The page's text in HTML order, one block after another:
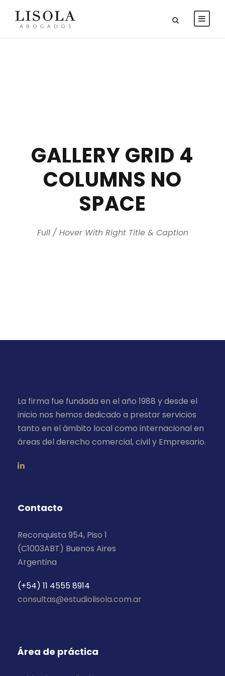
GALLERY GRID 4
COLUMNS NO
SPACE
Full / Hover With Right Title & Caption
La firma fue fundada en el año 1988 y desde el
inicio nos hemos dedicado a prestar servicios
tanto en el ámbito local como internacional en
áreas del derecho comercial, civil y Empresario.
Contacto
Reconquista 954, Piso 1
(C1003ABT) Buenos Aires
Argentina
(+54) 11 4555 8914
consultas@estudiolisola.com.ar
Área de práctica